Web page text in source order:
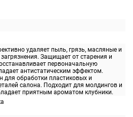
удаляет пыль, грязь, масляные и
Защищает от старения и
первоначальную
антистатическим эффектом.
для обработки пластиковых и
салона. Подходит для молдингов и
приятным ароматом клубники.